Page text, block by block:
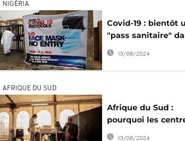
NIGÉRIA
Covid-19 : bientôt
"pass sanitaire"
deux Etats du
13/08/2024
AFRIQUE DU SUD
Afrique du Sud :
pourquoi les
vaccination sont-ils
13/08/2024